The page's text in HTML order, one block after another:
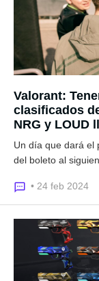
Valorant:
clasificados
NRG y LOUD
Un día que dará el
del boleto al
• 24 feb 2024